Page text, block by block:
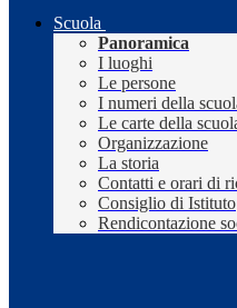
Scuola
Panoramica
I luoghi
Le persone
I numeri della
Le carte della
Organizzazione
La storia
Contatti e orari di
Consiglio di Istituto
Rendicontazione